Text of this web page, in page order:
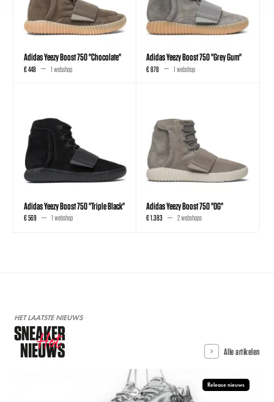
Adidas Yeezy Boost 750 "Chocolate"
€ 448 1 webshop
Adidas Yeezy Boost 750 "Grey Gum"
€ 878 1 webshop
Adidas Yeezy Boost 750 "Triple Black"
€ 569 1 webshop
Adidas Yeezy Boost 750 "OG"
€ 1.383 2 webshops
HET LAATSTE NIEUWS
SNEAKER
NIEUWS
Hot Alle artikelen
Release nieuws